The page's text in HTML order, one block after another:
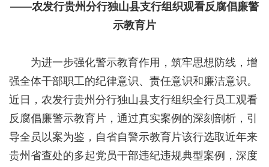
——农发行贵州分行独山县支行组织观看反腐倡廉警
示教育片
为进一步强化警示教育作用，筑牢思想防线，增
强全体干部职工的纪律意识、责任意识和廉洁意识。
近日，农发行贵州分行独山县支行组织全行员工观看
反腐倡廉警示教育片，通过真实案例的深刻剖析，引
导全员以案为鉴，自省自警示教育片该行选取近年来
贵州省查处的多起党员干部违纪违规典型案例，深度